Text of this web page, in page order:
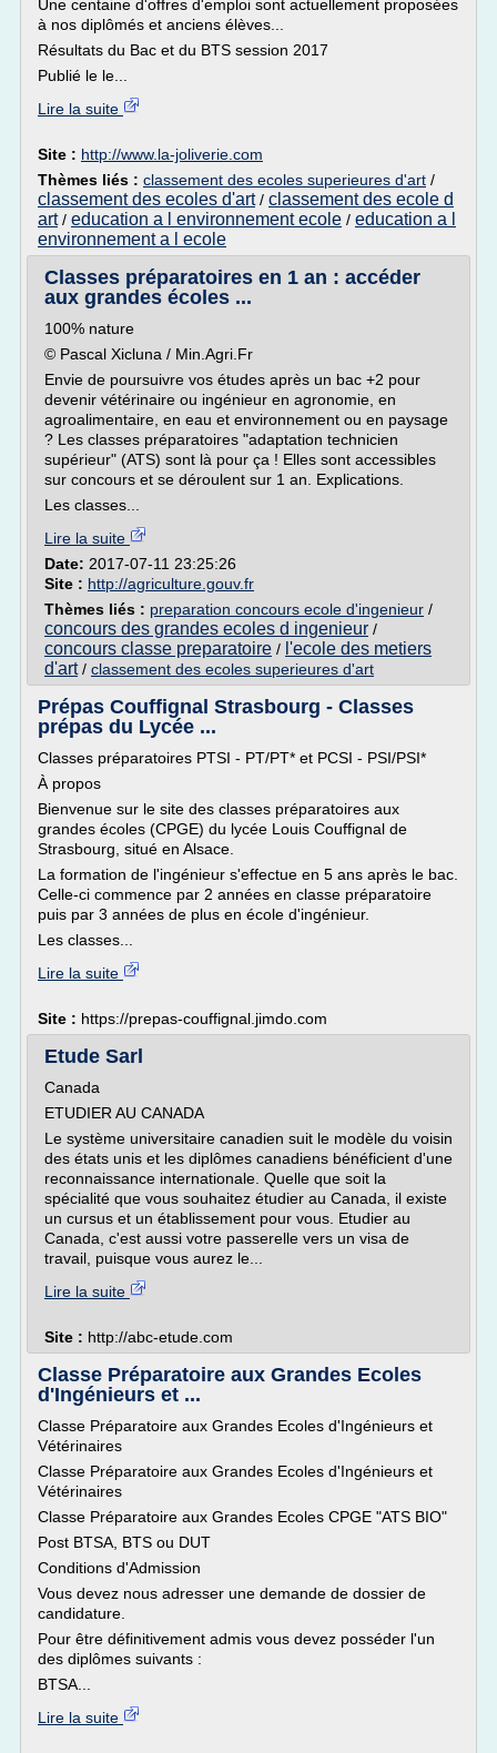
Une centaine d'offres d'emploi sont actuellement proposées
à nos diplômés et anciens élèves...
Résultats du Bac et du BTS session 2017
Publié le le...
Lire la suite
Site : http://www.la-joliverie.com
Thèmes liés : classement des ecoles superieures d'art /
classement des ecoles d'art/ classement des ecole d
art/ education a l environnement ecole / education a l
environnement a l ecole
Classes préparatoires en 1 an : accéder
aux grandes écoles ...
100% nature
© Pascal Xicluna / Min.Agri.Fr
Envie de poursuivre vos études après un bac +2 pour
devenir vétérinaire ou ingénieur en agronomie, en
agroalimentaire, en eau et environnement ou en paysage
? Les classes préparatoires "adaptation technicien
supérieur" (ATS) sont là pour ça ! Elles sont accessibles
sur concours et se déroulent sur 1 an. Explications.
Les classes...
Lire la suite
Date: 2017-07-11 23:25:26
Site : http://agriculture.gouv.fr
Thèmes liés : preparation concours ecole d'ingenieur /
concours des grandes ecoles d ingenieur /
concours classe preparatoire / l'ecole des metiers
d'art/ classement des ecoles superieures d'art
Prépas Couffignal Strasbourg - Classes
prépas du Lycée ...
Classes préparatoires PTSI - PT/PT* et PCSI - PSI/PSI*
À propos
Bienvenue sur le site des classes préparatoires aux
grandes écoles (CPGE) du lycée Louis Couffignal de
Strasbourg, situé en Alsace.
La formation de l'ingénieur s'effectue en 5 ans après le bac.
Celle-ci commence par 2 années en classe préparatoire
puis par 3 années de plus en école d'ingénieur.
Les classes...
Lire la suite
Site : https://prepas-couffignal.jimdo.com
Etude Sarl
Canada
ETUDIER AU CANADA
Le système universitaire canadien suit le modèle du voisin
des états unis et les diplômes canadiens bénéficient d'une
reconnaissance internationale. Quelle que soit la
spécialité que vous souhaitez étudier au Canada, il existe
un cursus et un établissement pour vous. Etudier au
Canada, c'est aussi votre passerelle vers un visa de
travail, puisque vous aurez le...
Lire la suite
Site : http://abc-etude.com
Classe Préparatoire aux Grandes Ecoles
d'Ingénieurs et ...
Classe Préparatoire aux Grandes Ecoles d'Ingénieurs et
Vétérinaires
Classe Préparatoire aux Grandes Ecoles d'Ingénieurs et
Vétérinaires
Classe Préparatoire aux Grandes Ecoles CPGE "ATS BIO"
Post BTSA, BTS ou DUT
Conditions d'Admission
Vous devez nous adresser une demande de dossier de
candidature.
Pour être définitivement admis vous devez posséder l'un
des diplômes suivants :
BTSA...
Lire la suite